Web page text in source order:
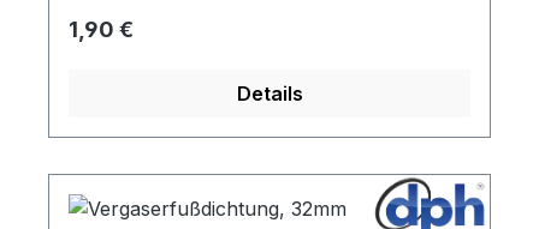
Regulärer Preis:
1,90 €
Details